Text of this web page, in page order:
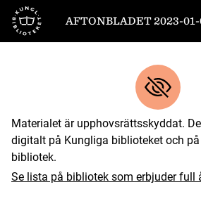
Till startsidan
AFTONBLADET 2023-
Materialet är upphovsrättsskyddat.
digitalt på Kungliga biblioteket och
bibliotek.
Se lista på bibliotek som erbjuder full